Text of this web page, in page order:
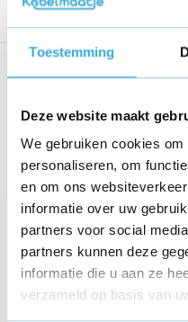
Toestemming
Deze website maakt
We gebruiken cookies
personaliseren, om
en om ons
informatie over uw
partners voor social
partners kunnen deze
informatie die u aan ze
verzameld op basis van
Recent bekeken